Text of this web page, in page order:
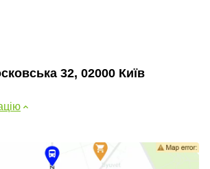
32, 02000 Київ